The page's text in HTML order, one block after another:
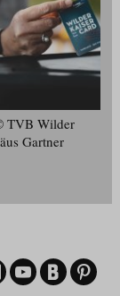
TVB Wilder
Gartner